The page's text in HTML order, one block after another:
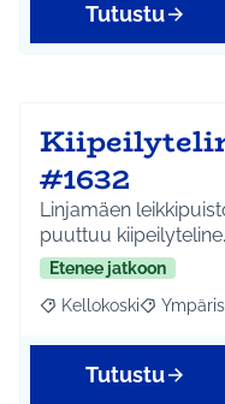
Tutustu
#1632
Linjamäen
puuttuu
Etenee jatkoon
Rajaa tulokset
Kellokoski Rajaa
Tutustu